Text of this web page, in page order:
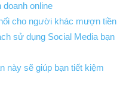
doanh online
cho người khác mượn tiền
sử dụng Social Media bạn
này sẽ giúp bạn tiết kiệm